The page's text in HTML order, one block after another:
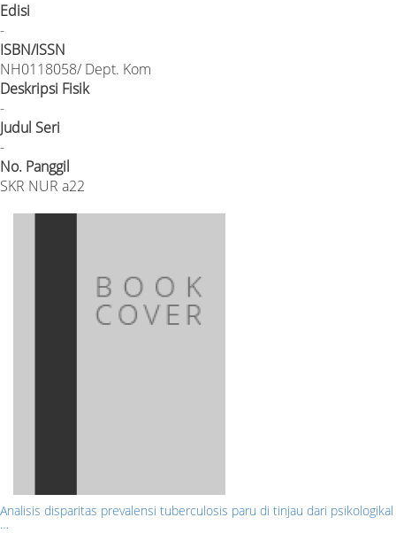
Edisi
-
ISBN/ISSN
NH0118058/ Dept. Kom
Deskripsi Fisik
-
Judul Seri
-
No. Panggil
SKR NUR a22
Analisis disparitas prevalensi tuberculosis paru di tinjau dari psikologikal
…